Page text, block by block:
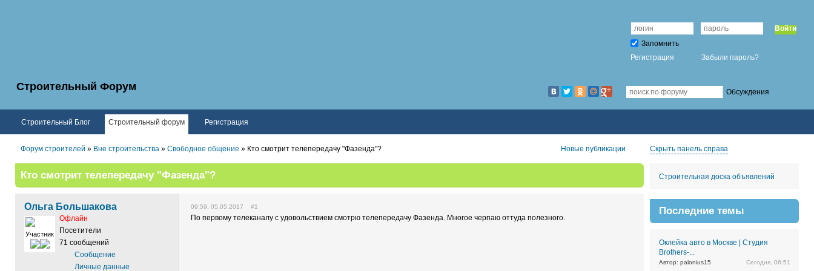
Строительный Форум
Строительный Блог Строительный форум Регистрация
Войти
Запомнить
Регистрация
Забыли пароль?
Обсуждения
Форум строителей » Вне строительства » Свободное общение » Кто смотрит телепередачу "Фазенда"? Новые публикации Скрыть панель справа
Кто смотрит телепередачу "Фазенда"?
Ольга Большакова
Участник
Офлайн
Посетители
71 сообщений
Сообщение
Личные данные
09:59, 05.05.2017 #1
По первому телеканалу с удовольствием смотрю телепередачу Фазенда. Многое черпаю оттуда полезного.
Строительная доска объявлений
Последние темы
Оклейка авто в Москве | Студия
Brothers-...
Автор: palonius15 Сегодня, 06:51